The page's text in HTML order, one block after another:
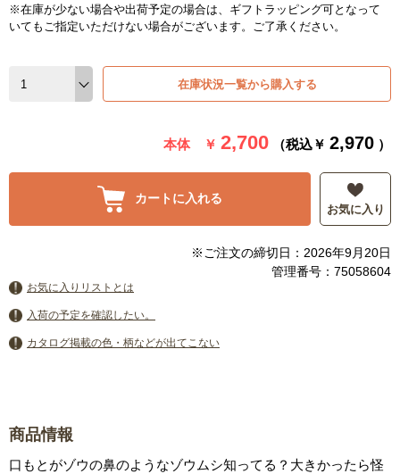
※在庫が少ない場合や出荷予定の場合は、ギフトラッピング可となって
いてもご指定いただけない場合がございます。ご了承ください。
在庫状況一覧から購入する
本体 ￥ 2,700 （税込￥ 2,970 ）
カートに入れる
お気に入り
※ご注文の締切日：2026年9月20日
管理番号：75058604
お気に入りリストとは
入荷の予定を確認したい。
カタログ掲載の色・柄などが出てこない
商品情報
口もとがゾウの鼻のようなゾウムシ知ってる？大きかったら怪